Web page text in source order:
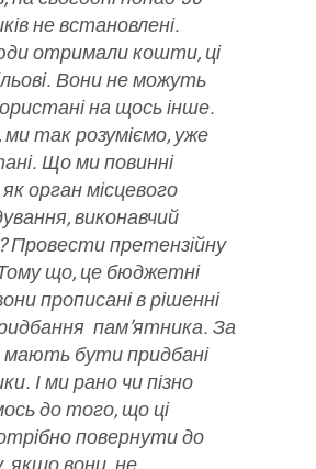
не встановлені.
отримали кошти, ці
Вони не можуть
на щось інше.
так розуміємо, уже
Що ми повинні
орган місцевого
виконавчий
Провести претензійну
що, це бюджетні
прописані в рішенні
пам’ятника. За
бути придбані
І ми рано чи пізно
до того, що ці
повернути до
якщо вони не